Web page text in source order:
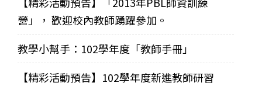
營」， 歡迎校內教師踴躍參加。
教學小幫手：102學年度「教師手冊」
【精彩活動預告】102學年度新進教師研習